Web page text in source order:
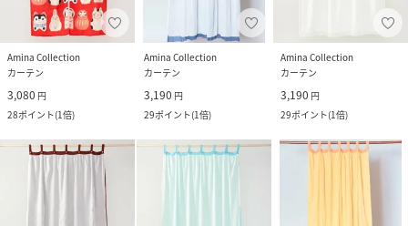
Amina Collection
カーテン
3,080 円
28ポイント(1倍)
Amina Collection
カーテン
3,190 円
29ポイント(1倍)
Amina Collection
カーテン
3,190 円
29ポイント(1倍)